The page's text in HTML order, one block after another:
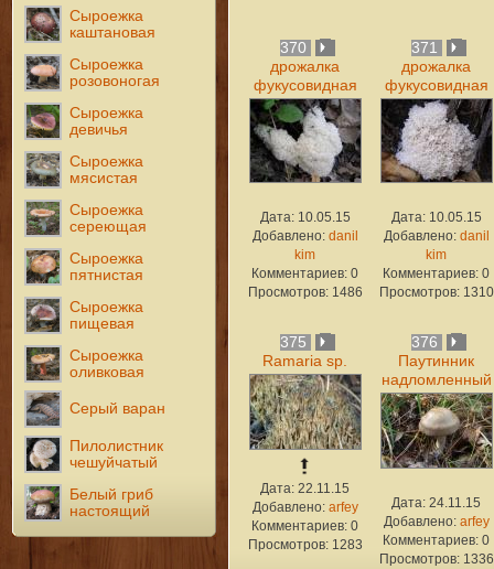
Сыроежка
каштановая
Сыроежка
розовоногая
Сыроежка
девичья
Сыроежка
мясистая
Сыроежка
сереющая
Сыроежка
пятнистая
Сыроежка
пищевая
Сыроежка
оливковая
Серый варан
Пилолистник
чешуйчатый
Белый гриб
настоящий
370
дрожалка
фукусовидная
Дата: 10.05.15
Добавлено: danil
kim
Комментариев: 0
Просмотров: 1486
371
дрожалка
фукусовидная
Дата: 10.05.15
Добавлено: danil
kim
Комментариев: 0
Просмотров: 1310
375
Ramaria sp.
Дата: 22.11.15
Добавлено: arfey
Комментариев: 0
Просмотров: 1283
376
Паутинник
надломленный
Дата: 24.11.15
Добавлено: arfey
Комментариев: 0
Просмотров: 1336